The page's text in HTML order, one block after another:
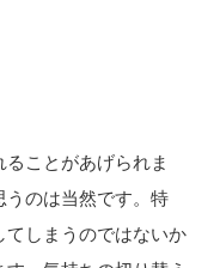
ことがあげられま
うのは当然です。特
てしまうのではないか